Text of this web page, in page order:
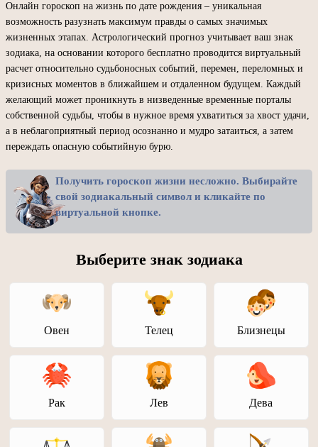
Онлайн гороскоп на жизнь по дате рождения – уникальная
возможность разузнать максимум правды о самых значимых
жизненных этапах. Астрологический прогноз учитывает ваш знак
зодиака, на основании которого бесплатно проводится виртуальный
расчет относительно судьбоносных событий, перемен, переломных и
кризисных моментов в ближайшем и отдаленном будущем. Каждый
желающий может проникнуть в низведенные временные порталы
собственной судьбы, чтобы в нужное время ухватиться за хвост удачи,
а в неблагоприятный период осознанно и мудро затаиться, а затем
переждать опасную событийную бурю.
Получить гороскоп жизни несложно. Выбирайте
свой зодиакальный символ и кликайте по
виртуальной кнопке.
Выберите знак зодиака
Овен Телец Близнецы
Рак Лев Дева